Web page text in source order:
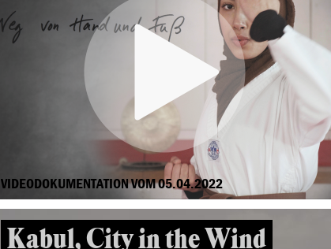
VIDEODOKUMENTATION VOM 05.04.2022
Kabul, City in the Wind